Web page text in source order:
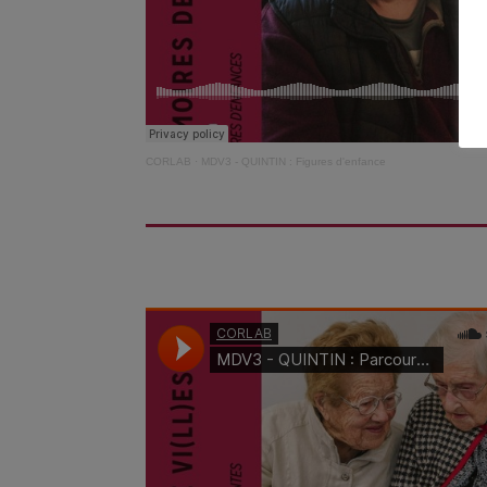
CORLAB MDV3 - QUINTIN : Figures d'enfance